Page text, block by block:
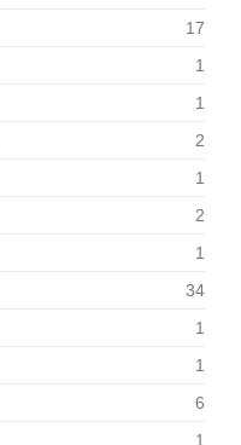
17
1
1
2
1
2
1
34
1
1
6
1